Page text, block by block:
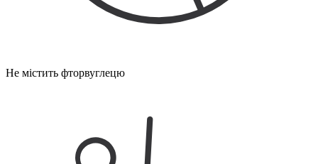
Не містить фторвуглецю